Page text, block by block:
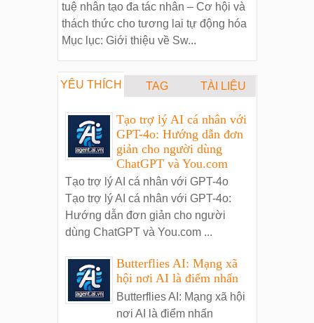
tuệ nhân tạo đa tác nhân – Cơ hội và
thách thức cho tương lai tự động hóa
Mục lục: Giới thiệu về Sw...
YÊU THÍCH TAG TÀI LIỆU
Tạo trợ lý AI cá nhân với
GPT-4o: Hướng dẫn đơn
giản cho người dùng
ChatGPT và You.com
Tạo trợ lý AI cá nhân với GPT-4o
Tạo trợ lý AI cá nhân với GPT-4o:
Hướng dẫn đơn giản cho người
dùng ChatGPT và You.com ...
Butterflies AI: Mạng xã
hội nơi AI là điểm nhấn
Butterflies AI: Mạng xã hội
nơi AI là điểm nhấn